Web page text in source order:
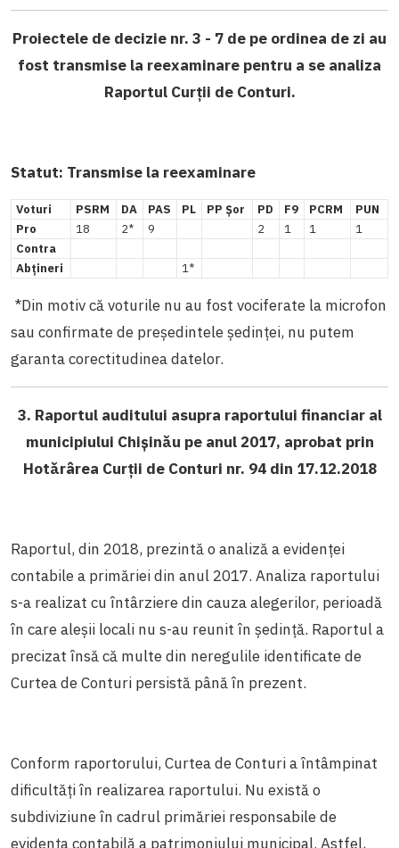
Proiectele de decizie nr. 3 - 7 de pe ordinea de zi au
fost transmise la reexaminare pentru a se analiza
Raportul Curții de Conturi.
Statut: Transmise la reexaminare
Voturi PSRM DA PAS PL PP Șor PD F9 PCRM
PUN
Pro
18 2* 9 2 1 1
1
Contra
Abțineri
1*
*Din motiv că voturile nu au fost vociferate la microfon
sau confirmate de președintele ședinței, nu putem
garanta corectitudinea datelor.
3. Raportul auditului asupra raportului financiar al
municipiului Chișinău pe anul 2017, aprobat prin
Hotărârea Curții de Conturi nr. 94 din 17.12.2018
Raportul, din 2018, prezintă o analiză a evidenței
contabile a primăriei din anul 2017. Analiza raportului
s-a realizat cu întârziere din cauza alegerilor, perioadă
în care aleșii locali nu s-au reunit în ședință. Raportul a
precizat însă că multe din neregulile identificate de
Curtea de Conturi persistă până în prezent.
Conform raportorului, Curtea de Conturi a întâmpinat
dificultăți în realizarea raportului. Nu există o
subdiviziune în cadrul primăriei responsabile de
evidența contabilă a patrimoniului municipal. Astfel,